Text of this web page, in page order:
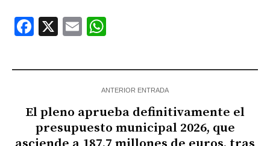
Facebook
X Email
ANTERIOR ENTRADA
El pleno aprueba definitivamente el
presupuesto municipal 2026, que